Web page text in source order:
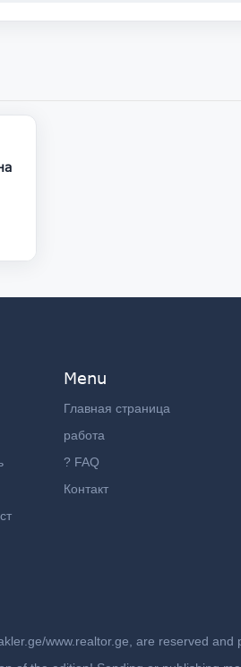
Menu
Главная страница
работа
? FAQ
Контакт
www.realtor.ge, are reserved